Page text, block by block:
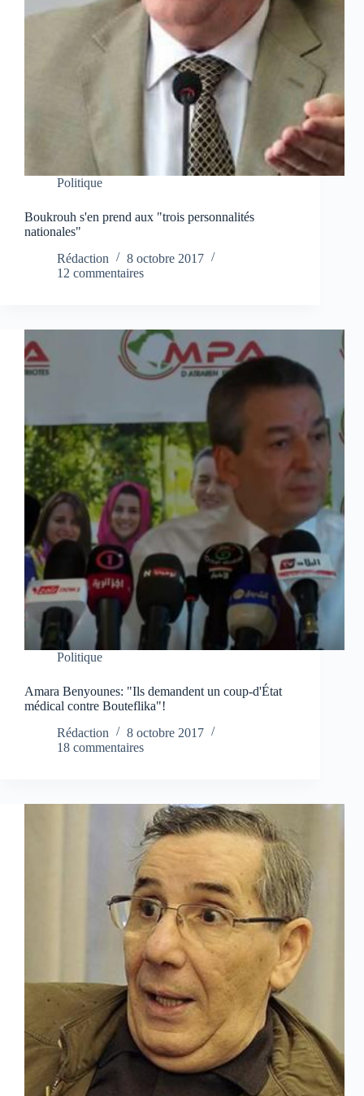
Politique
Boukrouh s'en prend aux "trois personnalités
nationales"
Rédaction
8 octobre 2017
12 commentaires
Politique
Amara Benyounes: "Ils demandent un coup-d'État
médical contre Bouteflika"!
Rédaction
8 octobre 2017
18 commentaires